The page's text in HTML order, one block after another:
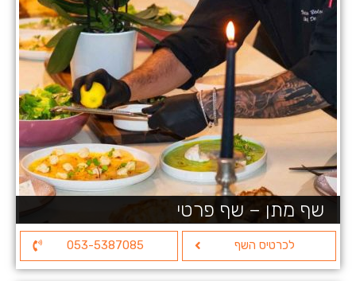
שף מתן – שף פרטי
לכרטיס השף 053-5387085